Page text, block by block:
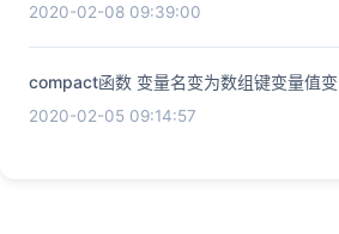
2020-02-08 09:39:00
compact函数 变量名变为数组键变量值
2020-02-05 09:14:57